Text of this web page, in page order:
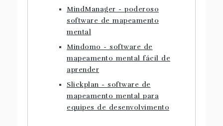
MindManager - poderoso
software de mapeamento
mental
Mindomo - software de
mapeamento mental fácil de
aprender
Slickplan - software de
mapeamento mental para
equipes de desenvolvimento